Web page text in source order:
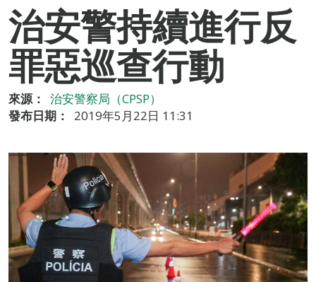
治安警持續進行反
罪惡巡查行動
來源：
治安警察局（CPSP）
發布日期：
2019年5月22日 11:31